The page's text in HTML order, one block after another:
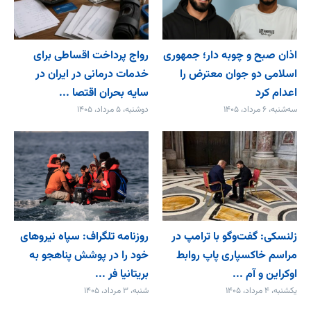
اذان صبح و چوبه دار؛ جمهوری
اسلامی دو جوان معترض را
اعدام کرد
سه‌شنبه، ۶ مرداد، ۱۴۰۵
رواج پرداخت اقساطی برای
خدمات درمانی در ایران در
سایه بحران اقتصا ...
دوشنبه، ۵ مرداد، ۱۴۰۵
زلنسکی: گفت‌وگو با ترامپ در
مراسم خاکسپاری پاپ روابط
اوکراین و آم ...
یکشنبه، ۴ مرداد، ۱۴۰۵
روزنامه تلگراف: سپاه نیروهای
خود را در پوشش پناهجو به
بریتانیا فر ...
شنبه، ۳ مرداد، ۱۴۰۵